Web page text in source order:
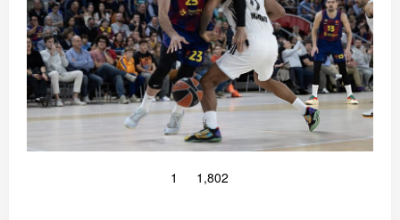
1 1,802